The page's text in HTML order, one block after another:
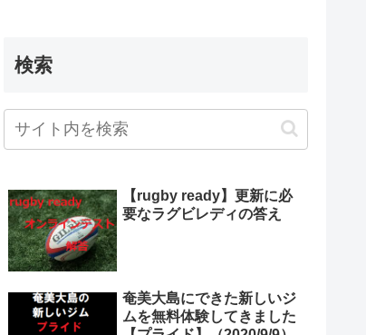
検索
【rugby ready】更新に必
要なラグビレディの答え
奄美大島にできた新しいジ
ムを無料体験してきました